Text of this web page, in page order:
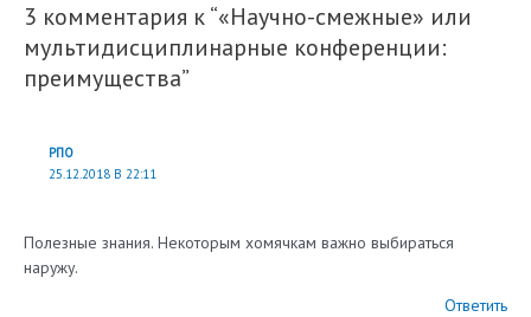
3 комментария к “«Научно-смежные» или
мультидисциплинарные конференции:
преимущества”
РПО
25.12.2018 В 22:11
Полезные знания. Некоторым хомячкам важно выбираться
наружу.
Ответить